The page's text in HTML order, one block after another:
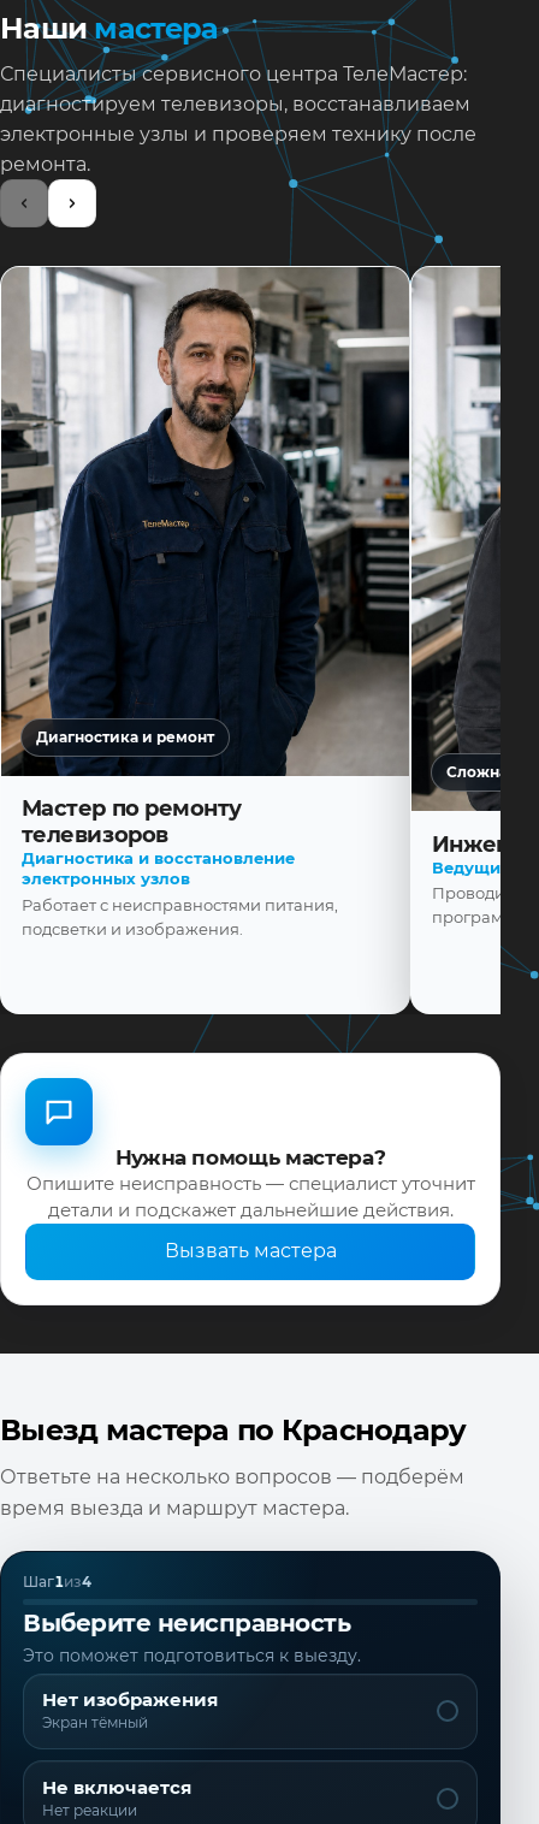
Нашимастера
Специалисты сервисного центра ТелеМастер:
диагностируем телевизоры, восстанавливаем
электронные узлы и проверяем технику после
ремонта.
Диагностика и ремонт
Мастер по ремонту
телевизоров
Диагностика и восстановление
электронных узлов
Работает с неисправностями питания,
подсветки и изображения.
Сложная
Ведущий
Проводит
Нужна помощь мастера?
Опишите неисправность — специалист уточнит
детали и подскажет дальнейшие действия.
Вызвать мастера
Выезд мастера по Краснодару
Ответьте на несколько вопросов — подберём
время выезда и маршрут мастера.
Шаг1из4
Выберите неисправность
Это поможет подготовиться к выезду.
Нет изображения
Экран тёмный
Не включается
Нет реакции